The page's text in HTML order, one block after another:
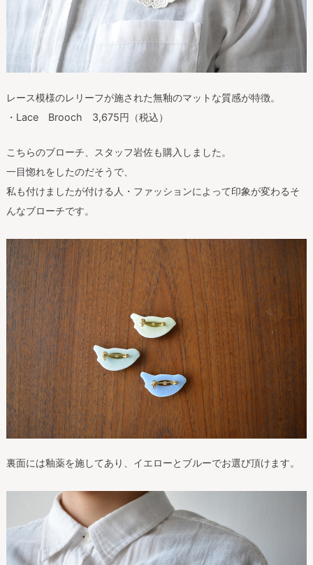
レース模様のレリーフが施された無釉のマットな質感が特徴。
・Lace Brooch 3,675円（税込）
こちらのブローチ、スタッフ岩佐も購入しました。
一目惚れをしたのだそうで、
私も付けましたが付ける人・ファッションによって印象が変わるそ
んなブローチです。
裏面には釉薬を施してあり、イエローとブルーでお選び頂けます。